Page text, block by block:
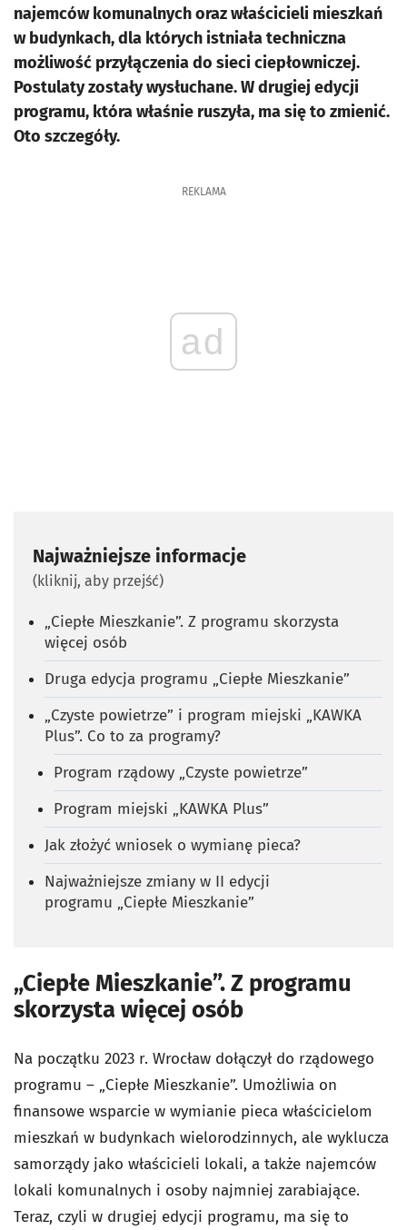
najemców komunalnych oraz właścicieli mieszkań
w budynkach, dla których istniała techniczna
możliwość przyłączenia do sieci ciepłowniczej.
Postulaty zostały wysłuchane. W drugiej edycji
programu, która właśnie ruszyła, ma się to zmienić.
Oto szczegóły.
REKLAMA
ad
Najważniejsze informacje
(kliknij, aby przejść)
„Ciepłe Mieszkanie”. Z programu skorzysta
więcej osób
Druga edycja programu „Ciepłe Mieszkanie”
„Czyste powietrze” i program miejski „KAWKA
Plus”. Co to za programy?
Program rządowy „Czyste powietrze”
Program miejski „KAWKA Plus”
Jak złożyć wniosek o wymianę pieca?
Najważniejsze zmiany w II edycji
programu „Ciepłe Mieszkanie”
„Ciepłe Mieszkanie”. Z programu
skorzysta więcej osób
Na początku 2023 r. Wrocław dołączył do rządowego
programu – „Ciepłe Mieszkanie”. Umożliwia on
finansowe wsparcie w wymianie pieca właścicielom
mieszkań w budynkach wielorodzinnych, ale wyklucza
samorządy jako właścicieli lokali, a także najemców
lokali komunalnych i osoby najmniej zarabiające.
Teraz, czyli w drugiej edycji programu, ma się to